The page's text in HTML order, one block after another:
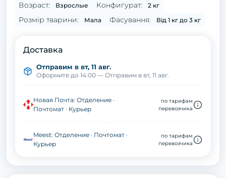
Возраст: Взрослые Конфигурат: 2 кг
Розмір тварини: Мала Фасування: Від 1 кг до 3 кг
Доставка
Отправим в вт, 11 авг.
Оформите до 14:00 — Отправим в вт, 11 авг.
Новая Почта: Отделение ·
Почтомат · Курьер
по тарифам
перевозчика
Meest: Отделение · Почтомат ·
Курьер
по тарифам
перевозчика